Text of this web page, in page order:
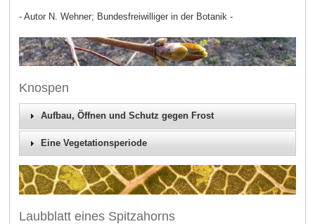
- Autor N. Wehner; Bundesfreiwilliger in der Botanik -
Knospen
Aufbau, Öffnen und Schutz gegen Frost
Eine Vegetationsperiode
Laubblatt eines Spitzahorns